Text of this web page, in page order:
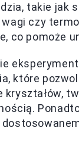
takie jak
czy
co pomoże
które
kryształów,